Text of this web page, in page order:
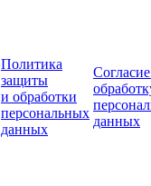
Политика
защиты
и обработки
персональных
данных
данных